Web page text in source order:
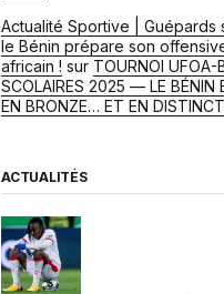
Actualité Sportive | Guépards
le Bénin prépare son
africain ! sur TOURNOI UFOA-
SCOLAIRES 2025 — LE BÉNIN
EN BRONZE… ET EN
ACTUALITÉS